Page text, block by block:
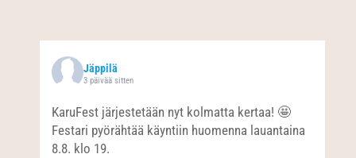
Jäppilä
3 päivää sitten
KaruFest järjestetään nyt kolmatta kertaa! 🤩
Festari pyörähtää käyntiin huomenna lauantaina
8.8. klo 19.